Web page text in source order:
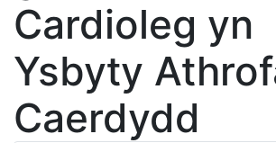
Cardioleg yn
Ysbyty
Caerdydd